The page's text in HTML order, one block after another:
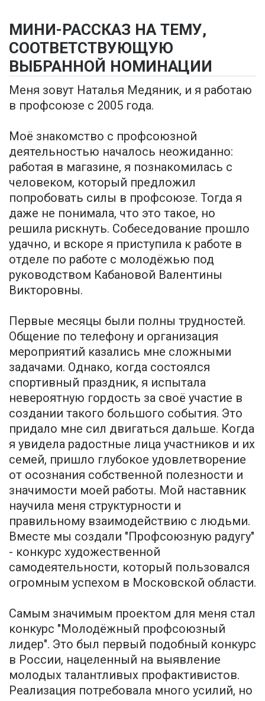
МИНИ-РАССКАЗ НА ТЕМУ,
СООТВЕТСТВУЮЩУЮ
ВЫБРАННОЙ НОМИНАЦИИ
Меня зовут Наталья Медяник, и я работаю
в профсоюзе с 2005 года.
Моё знакомство с профсоюзной
деятельностью началось неожиданно:
работая в магазине, я познакомилась с
человеком, который предложил
попробовать силы в профсоюзе. Тогда я
даже не понимала, что это такое, но
решила рискнуть. Собеседование прошло
удачно, и вскоре я приступила к работе в
отделе по работе с молодёжью под
руководством Кабановой Валентины
Викторовны.
Первые месяцы были полны трудностей.
Общение по телефону и организация
мероприятий казались мне сложными
задачами. Однако, когда состоялся
спортивный праздник, я испытала
невероятную гордость за своё участие в
создании такого большого события. Это
придало мне сил двигаться дальше. Когда
я увидела радостные лица участников и их
семей, пришло глубокое удовлетворение
от осознания собственной полезности и
значимости моей работы. Мой наставник
научила меня структурности и
правильному взаимодействию с людьми.
Вместе мы создали "Профсоюзную радугу"
- конкурс художественной
самодеятельности, который пользовался
огромным успехом в Московской области.
Самым значимым проектом для меня стал
конкурс "Молодёжный профсоюзный
лидер". Это был первый подобный конкурс
в России, нацеленный на выявление
молодых талантливых профактивистов.
Реализация потребовала много усилий, но